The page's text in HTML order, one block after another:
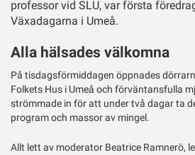
professor vid SLU, var första
Växadagarna i Umeå.
Alla hälsades välkomna
På tisdagsförmiddagen öppnades
Folkets Hus i Umeå och förväntansfulla
strömmade in för att under två dagar ta
program och massor av mingel.
Allt lett av moderator Beatrice Ramnerö,